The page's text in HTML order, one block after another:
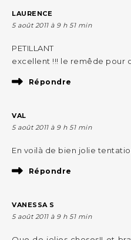
LAURENCE
5 août 2011 à 9 h 51 min
PETILLANT
excellent !!! le remêde pour
Répondre
VAL
5 août 2011 à 9 h 51 min
En voilà de bien jolie
Répondre
VANESSA S
5 août 2011 à 9 h 51 min